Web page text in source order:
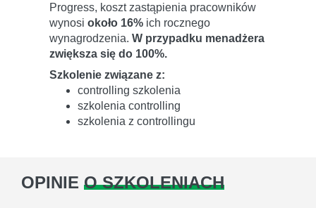
Progress, koszt zastąpienia pracowników
wynosi około 16% ich rocznego
wynagrodzenia. W przypadku menadżera
zwiększa się do 100%.
Szkolenie związane z:
controlling szkolenia
szkolenia controlling
szkolenia z controllingu
OPINIE O SZKOLENIACH